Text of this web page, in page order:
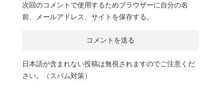
次回のコメントで使用するためブラウザーに自分の名
前、メールアドレス、サイトを保存する。
日本語が含まれない投稿は無視されますのでご注意くだ
さい。（スパム対策）